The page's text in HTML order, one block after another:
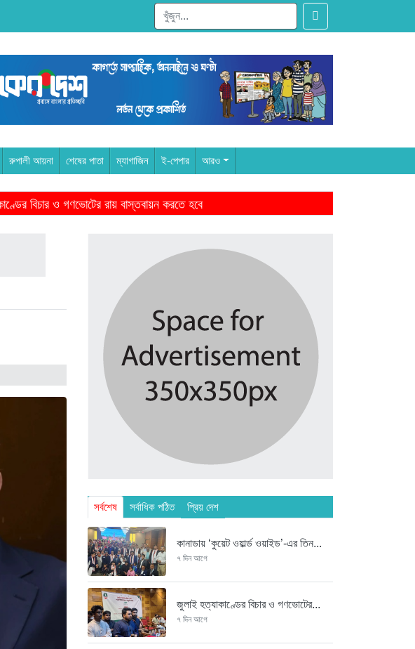
রুপালী আয়না শেষের পাতা ম্যাগাজিন ই-পেপার আরও
বিচার ও গণভোটের রায় বাস্তবায়ন করতে হবে
অনেক পরিবার এখনো তাঁদের স্বজন হারানোর বেদনা বয়ে বেড়াচ্ছে
হলে সাংস্কৃতিক লড়াইয়ে জিততে হবে
সর্বশেষ সর্বাধিক পঠিত প্রিয় দেশ
কানাডায় ‘কুয়েট ওয়ার্ল্ড ওয়াইড’-এর তিন...
৭ দিন আগে
জুলাই হত্যাকাণ্ডের বিচার ও গণভোটের...
৭ দিন আগে